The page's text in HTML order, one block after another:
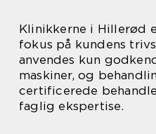
Klinikkerne i Hillerød
fokus på kundens
anvendes kun
maskiner, og
certificerede
faglig ekspertise.